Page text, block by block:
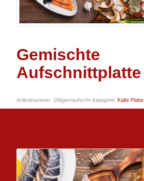
Gemischte
Aufschnittplatte
Artikelnummer: 168gemaufschn Kategorie: Kalte Platte